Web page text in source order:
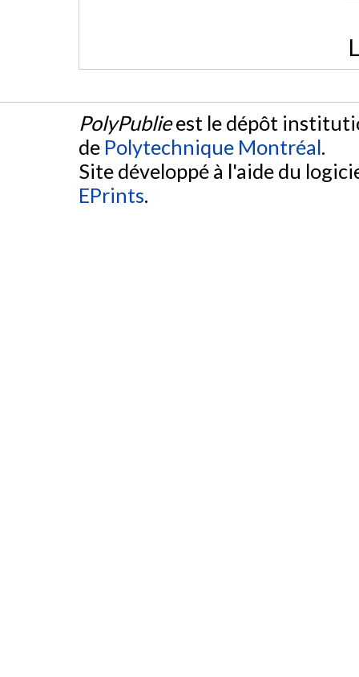
PolyPublieest le dépôt
de Polytechnique Montréal.
Site développé à l'aide du
EPrints.